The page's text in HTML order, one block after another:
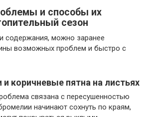
и способы их
сезон
содержания, можно заранее
возможных проблем и быстро с
и коричневые пятна на листьях
связана с пересушенностью
начинают сохнуть по краям,